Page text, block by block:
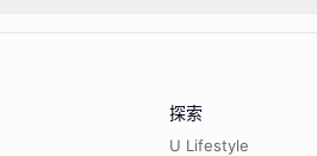
探索
U Lifestyle